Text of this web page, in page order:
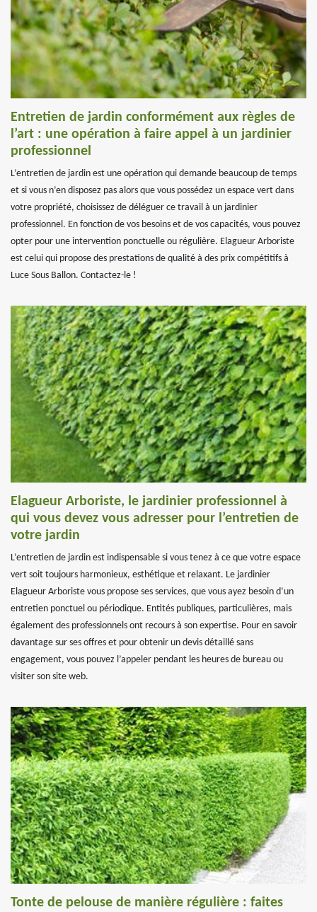
Entretien de jardin conformément aux règles de
l’art : une opération à faire appel à un jardinier
professionnel
L’entretien de jardin est une opération qui demande beaucoup de temps
et si vous n’en disposez pas alors que vous possédez un espace vert dans
votre propriété, choisissez de déléguer ce travail à un jardinier
professionnel. En fonction de vos besoins et de vos capacités, vous pouvez
opter pour une intervention ponctuelle ou régulière. Elagueur Arboriste
est celui qui propose des prestations de qualité à des prix compétitifs à
Luce Sous Ballon. Contactez-le !
Elagueur Arboriste, le jardinier professionnel à
qui vous devez vous adresser pour l’entretien de
votre jardin
L’entretien de jardin est indispensable si vous tenez à ce que votre espace
vert soit toujours harmonieux, esthétique et relaxant. Le jardinier
Elagueur Arboriste vous propose ses services, que vous ayez besoin d’un
entretien ponctuel ou périodique. Entités publiques, particulières, mais
également des professionnels ont recours à son expertise. Pour en savoir
davantage sur ses offres et pour obtenir un devis détaillé sans
engagement, vous pouvez l’appeler pendant les heures de bureau ou
visiter son site web.
Tonte de pelouse de manière régulière : faites